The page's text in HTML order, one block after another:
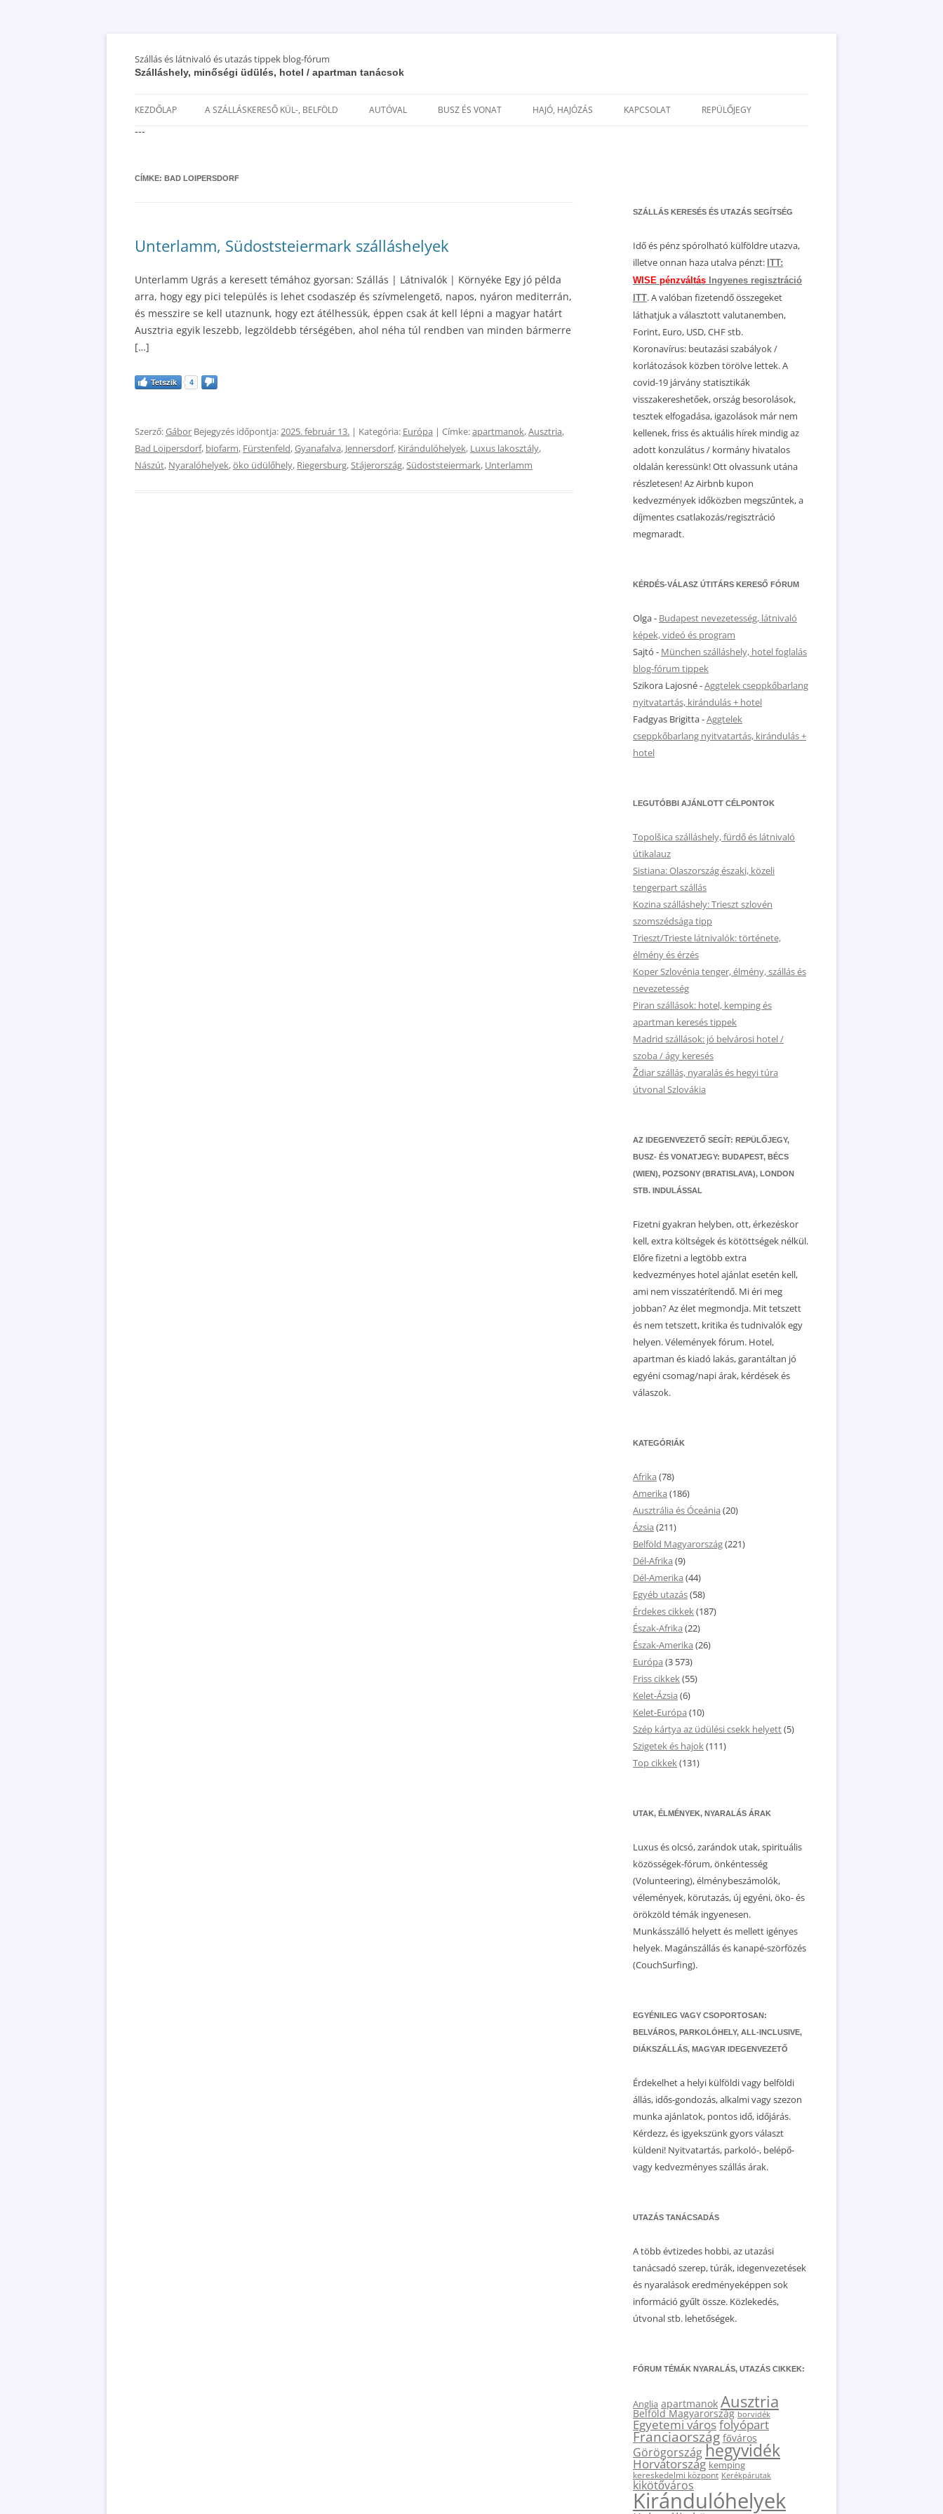
Szállás és látnivaló és utazás tippek blog-fórum
Szálláshely, minőségi üdülés, hotel / apartman tanácsok
a
KEZDŐLAP A SZÁLLÁSKERESŐ KÜL-, BELFÖLD AUTÓVAL BUSZ ÉS VONAT HAJÓ, HAJÓZÁS KAPCSOLAT REPÜLŐJEGY
---
CÍMKE: BAD LOIPERSDORF
Unterlamm, Südoststeiermark szálláshelyek
Unterlamm Ugrás a keresett témához gyorsan: Szállás | Látnivalók | Környéke Egy jó példa
arra, hogy egy pici település is lehet csodaszép és szívmelengető, napos, nyáron mediterrán,
és messzire se kell utaznunk, hogy ezt átélhessük, éppen csak át kell lépni a magyar határt
Ausztria egyik leszebb, legzöldebb térségében, ahol néha túl rendben van minden bármerre
[…]
Tetszik 4
Szerző:Gábor Bejegyzés időpontja:2025. február 13. | Kategória: Európa | Címke:apartmanok,Ausztria,
Bad Loipersdorf, biofarm, Fürstenfeld,Gyanafalva, Jennersdorf, Kirándulóhelyek, Luxus lakosztály,
Nászút, Nyaralóhelyek,öko üdülőhely, Riegersburg,Stájerország,Südoststeiermark, Unterlamm
SZÁLLÁS KERESÉS ÉS UTAZÁS SEGÍTSÉG
Idő és pénz spórolható külföldre utazva,
illetve onnan haza utalva pénzt: ITT:
WISE pénzváltás Ingyenes regisztráció
ITT. A valóban fizetendő összegeket
láthatjuk a választott valutanemben,
Forint, Euro, USD, CHF stb.
Koronavírus: beutazási szabályok /
korlátozások közben törölve lettek. A
covid-19 járvány statisztikák
visszakereshetőek, ország besorolások,
tesztek elfogadása, igazolások már nem
kellenek, friss és aktuális hírek mindig az
adott konzulátus / kormány hivatalos
oldalán keressünk! Ott olvassunk utána
részletesen! Az Airbnb kupon
kedvezmények időközben megszűntek, a
díjmentes csatlakozás/regisztráció
megmaradt.
KÉRDÉS-VÁLASZ ÚTITÁRS KERESŐ FÓRUM
Olga- Budapest nevezetesség, látnivaló
képek, videó és program
Sajtó - München szálláshely, hotel foglalás
blog-fórum tippek
Szikora Lajosné-Aggtelek cseppkőbarlang
nyitvatartás, kirándulás + hotel
Fadgyas Brigitta-Aggtelek
cseppkőbarlang nyitvatartás, kirándulás +
hotel
LEGUTÓBBI AJÁNLOTT CÉLPONTOK
Topolšica szálláshely, fürdő és látnivaló
útikalauz
Sistiana: Olaszország északi, közeli
tengerpart szállás
Kozina szálláshely: Trieszt szlovén
szomszédsága tipp
Trieszt/Trieste látnivalók: története,
élmény és érzés
Koper Szlovénia tenger, élmény, szállás és
nevezetesség
Piran szállások: hotel, kemping és
apartman keresés tippek
Madrid szállások: jó belvárosi hotel /
szoba / ágy keresés
Ždiar szállás, nyaralás és hegyi túra
útvonal Szlovákia
AZ IDEGENVEZETŐ SEGÍT: REPÜLŐJEGY,
BUSZ- ÉS VONATJEGY: BUDAPEST, BÉCS
(WIEN), POZSONY (BRATISLAVA), LONDON
STB. INDULÁSSAL
Fizetni gyakran helyben, ott, érkezéskor
kell, extra költségek és kötöttségek nélkül.
Előre fizetni a legtöbb extra
kedvezményes hotel ajánlat esetén kell,
ami nem visszatérítendő. Mi éri meg
jobban? Az élet megmondja. Mit tetszett
és nem tetszett, kritika és tudnivalók egy
helyen. Vélemények fórum. Hotel,
apartman és kiadó lakás, garantáltan jó
egyéni csomag/napi árak, kérdések és
válaszok.
KATEGÓRIÁK
Afrika (78)
Amerika (186)
Ausztrália és Óceánia (20)
Ázsia (211)
Belföld Magyarország(221)
Dél-Afrika (9)
Dél-Amerika (44)
Egyéb utazás(58)
Érdekes cikkek(187)
Észak-Afrika (22)
Észak-Amerika (26)
Európa (3 573)
Friss cikkek(55)
Kelet-Ázsia (6)
Kelet-Európa (10)
Szép kártya az üdülési csekk helyett(5)
Szigetek és hajok(111)
Top cikkek(131)
UTAK, ÉLMÉNYEK, NYARALÁS ÁRAK
Luxus és olcsó, zarándok utak, spirituális
közösségek-fórum, önkéntesség
(Volunteering), élménybeszámolók,
vélemények, körutazás, új egyéni, öko- és
örökzöld témák ingyenesen.
Munkásszálló helyett és mellett igényes
helyek. Magánszállás és kanapé-szörfözés
(CouchSurfing).
EGYÉNILEG VAGY CSOPORTOSAN:
BELVÁROS, PARKOLÓHELY, ALL-INCLUSIVE,
DIÁKSZÁLLÁS, MAGYAR IDEGENVEZETŐ
Érdekelhet a helyi külföldi vagy belföldi
állás, idős-gondozás, alkalmi vagy szezon
munka ajánlatok, pontos idő, időjárás.
Kérdezz, és igyekszünk gyors választ
küldeni! Nyitvatartás, parkoló-, belépő-
vagy kedvezményes szállás árak.
UTAZÁS TANÁCSADÁS
A több évtizedes hobbi, az utazási
tanácsadó szerep, túrák, idegenvezetések
és nyaralások eredményeképpen sok
információ gyűlt össze. Közlekedés,
útvonal stb. lehetőségek.
FÓRUM TÉMÁK NYARALÁS, UTAZÁS CIKKEK:
Anglia apartmanok Ausztria
Belföld Magyarország borvidék
Egyetemi városfolyópart
Franciaország főváros
Görögországhegyvidék
Horvátország kemping
kereskedelmi központ Kerékpárutak
kikötőváros
Kirándulóhelyek